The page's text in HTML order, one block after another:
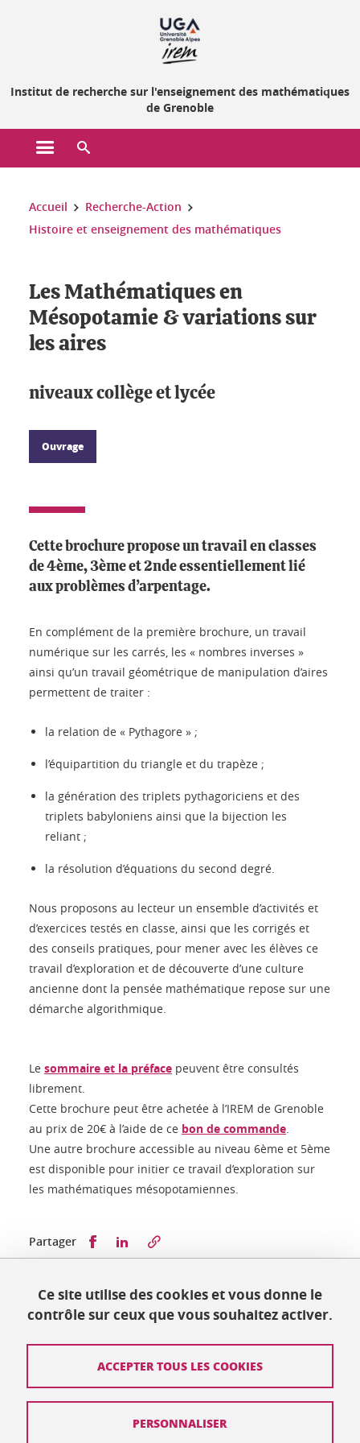
Institut de recherche sur l'enseignement des mathématiques
de Grenoble
Ouvrir le menu principal
Vous êtes ici :
Accueil
Recherche-Action
Histoire et enseignement des mathématiques
Les Mathématiques en
Mésopotamie & variations sur
les aires
niveaux collège et lycée
Ouvrage
Cette brochure propose un travail en classes
de 4ème, 3ème et 2nde essentiellement lié
aux problèmes d’arpentage.
En complément de la première brochure, un travail
numérique sur les carrés, les « nombres inverses »
ainsi qu’un travail géométrique de manipulation d’aires
permettent de traiter :
la relation de « Pythagore » ;
l’équipartition du triangle et du trapèze ;
la génération des triplets pythagoriciens et des
triplets babyloniens ainsi que la bijection les
reliant ;
la résolution d’équations du second degré.
Nous proposons au lecteur un ensemble d’activités et
d’exercices testés en classe, ainsi que les corrigés et
des conseils pratiques, pour mener avec les élèves ce
travail d’exploration et de découverte d’une culture
ancienne dont la pensée mathématique repose sur une
démarche algorithmique.
Le sommaire et la préface peuvent être consultés
librement.
Cette brochure peut être achetée à l’IREM de Grenoble
au prix de 20€ à l’aide de ce bon de commande.
Une autre brochure accessible au niveau 6ème et 5ème
est disponible pour initier ce travail d’exploration sur
les mathématiques mésopotamiennes.
Partager Partager sur Facebook
Partager sur LinkedIn
Publié le 20 mai 2019
Mis à jour le 19 juin 2019
Contact
Ce site utilise des cookies et vous donne le
contrôle sur ceux que vous souhaitez activer.
ACCEPTER TOUS LES COOKIES
PERSONNALISER